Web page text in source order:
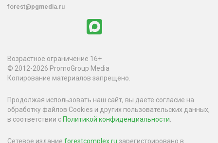
forest@pgmedia.ru
Возрастное ограничение 16+
© 2012-2026 PromoGroup Media
Копирование материалов запрещено.
Продолжая использовать наш сайт, вы даете согласие на
обработку файлов Cookies и других пользовательских данных,
в соответствии с Политикой конфиденциальности
Сетевое издание forestcomplex.ru зарегистрировано в